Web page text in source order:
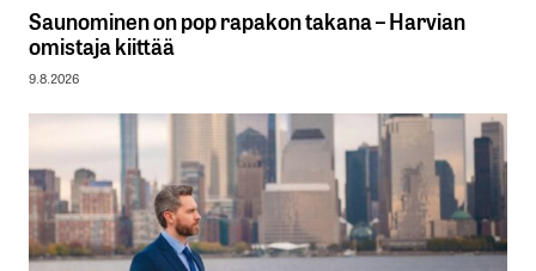
Saunominen on pop rapakon takana – Harvian
omistaja kiittää
9.8.2026